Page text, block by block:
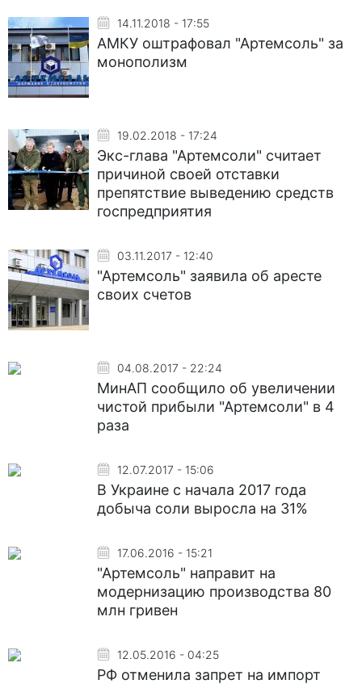
14.11.2018 - 17:55
АМКУ оштрафовал "Артемсоль" за
монополизм
19.02.2018 - 17:24
Экс-глава "Артемсоли" считает
причиной своей отставки
препятствие выведению средств
госпредприятия
03.11.2017 - 12:40
"Артемсоль" заявила об аресте
своих счетов
04.08.2017 - 22:24
МинАП сообщило об увеличении
чистой прибыли "Артемсоли" в 4
раза
12.07.2017 - 15:06
В Украине с начала 2017 года
добыча соли выросла на 31%
17.06.2016 - 15:21
"Артемсоль" направит на
модернизацию производства 80
млн гривен
12.05.2016 - 04:25
РФ отменила запрет на импорт